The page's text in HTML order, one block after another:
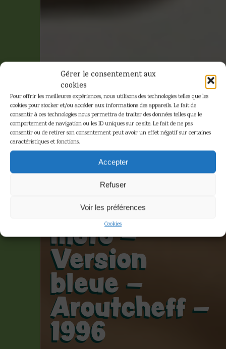
Gérer le consentement aux
cookies
Pour offrir les meilleures expériences, nous utilisons des technologies telles que les
cookies pour stocker et/ou accéder aux informations des appareils. Le fait de
consentir à ces technologies nous permettra de traiter des données telles que le
comportement de navigation ou les ID uniques sur ce site. Le fait de ne pas
consentir ou de retirer son consentement peut avoir un effet négatif sur certaines
caractéristiques et fonctions.
Accepter
Refuser
Voir les préférences
Cookies
Hergé –
Figurine
Tintin sur la
moto –
Version
bleue –
Aroutcheff –
1996